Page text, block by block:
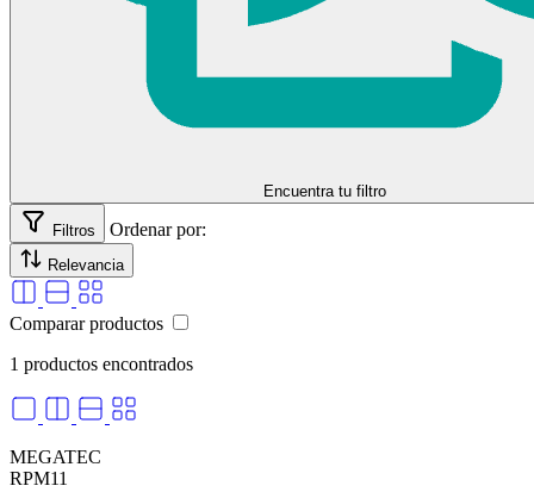
Encuentra tu filtro
Filtros Ordenar por:
Relevancia
Comparar productos
1 productos encontrados
MEGATEC
RPM11